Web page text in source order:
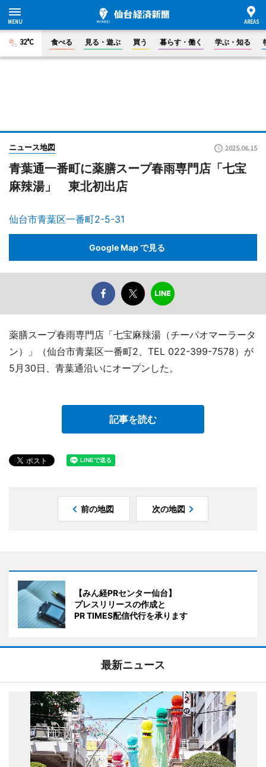
32°C 食べる 見る・遊ぶ 買う 暮らす・働く 学ぶ・知る
ニュース地図 2025.06.15
青葉通一番町に薬膳スープ春雨専門店「七宝
麻辣湯」 東北初出店
仙台市青葉区一番町2-5-31
Google Map で見る
薬膳スープ春雨専門店「七宝麻辣湯（チーパオマーラータ
ン）」（仙台市青葉区一番町2、TEL 022-399-7578）が
5月30日、青葉通沿いにオープンした。
記事を読む
前の地図 次の地図
【みん経PRセンター仙台】
プレスリリースの作成と
PR TIMES配信代行を承ります
最新ニュース